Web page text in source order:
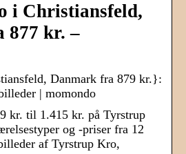
i Christiansfeld,
877 kr. –
Danmark fra 879 kr.}:
| momondo
kr. til 1.415 kr. på Tyrstrup
og -priser fra 12
af Tyrstrup Kro,